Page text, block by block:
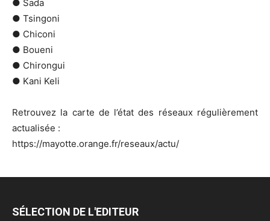
● Sada
● Tsingoni
● Chiconi
● Boueni
● Chirongui
● Kani Keli
Retrouvez la carte de l’état des réseaux régulièrement
actualisée :
https://mayotte.orange.fr/reseaux/actu/
SÉLECTION DE L'EDITEUR